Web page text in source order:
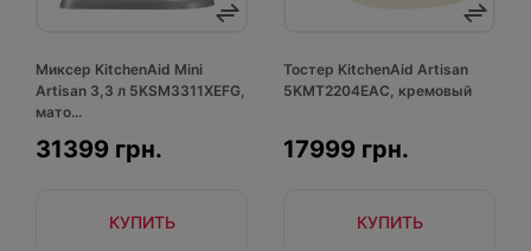
Миксер KitchenAid Mini
Artisan 3,3 л 5KSM3311XEFG,
мато...
31399 грн.
КУПИТЬ
Тостер KitchenAid Artisan
5KMT2204EAC, кремовый
17999 грн.
КУПИТЬ